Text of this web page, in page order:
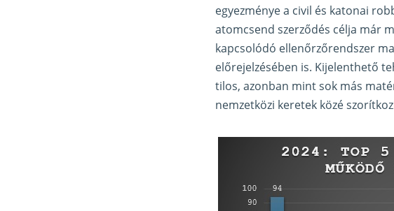
egyezménye a civil és katonai
atomcsend szerződés célja már
kapcsolódó ellenőrzőrendszer
előrejelzésében is. Kijelenthető
tilos, azonban mint sok más
nemzetközi keretek közé